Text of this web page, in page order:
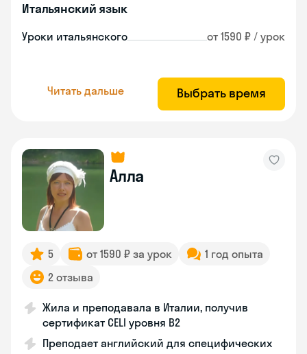
Итальянский язык
Уроки итальянского от 1590 ₽ / урок
Читать дальше Выбрать время
Алла
5 от 1590 ₽ за урок
1 год опыта
2 отзыва
Жила и преподавала в Италии, получив
сертификат CELI уровня В2
Преподает английский для специфических